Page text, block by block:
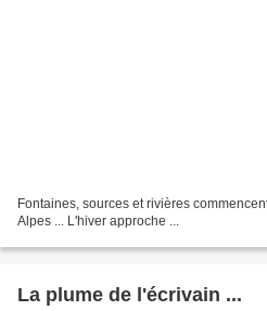
Fontaines, sources et rivières
Alpes ... L'hiver approche ...
La plume de l'écrivain ...